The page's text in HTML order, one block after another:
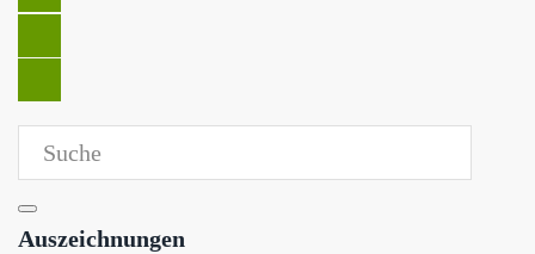
Auszeichnungen